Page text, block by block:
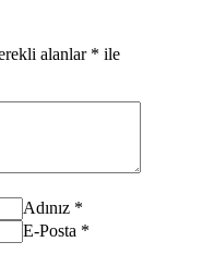
alanlar * ile
Adınız *
E-Posta *